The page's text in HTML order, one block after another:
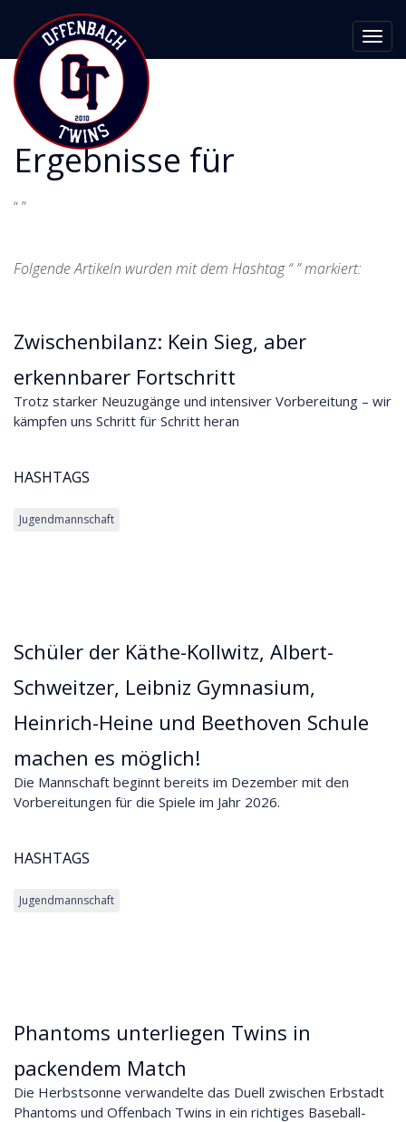
Ergebnisse für
“ ”
Folgende Artikeln wurden mit dem Hashtag “ ” markiert:
Zwischenbilanz: Kein Sieg, aber
erkennbarer Fortschritt
Trotz starker Neuzugänge und intensiver Vorbereitung – wir
kämpfen uns Schritt für Schritt heran
HASHTAGS
Jugendmannschaft
Schüler der Käthe-Kollwitz, Albert-
Schweitzer, Leibniz Gymnasium,
Heinrich-Heine und Beethoven Schule
machen es möglich!
Die Mannschaft beginnt bereits im Dezember mit den
Vorbereitungen für die Spiele im Jahr 2026.
HASHTAGS
Jugendmannschaft
Phantoms unterliegen Twins in
packendem Match
Die Herbstsonne verwandelte das Duell zwischen Erbstadt
Phantoms und Offenbach Twins in ein richtiges Baseball-